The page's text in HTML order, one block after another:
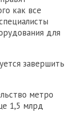
как все
для
завершить
метро
1,5 млрд